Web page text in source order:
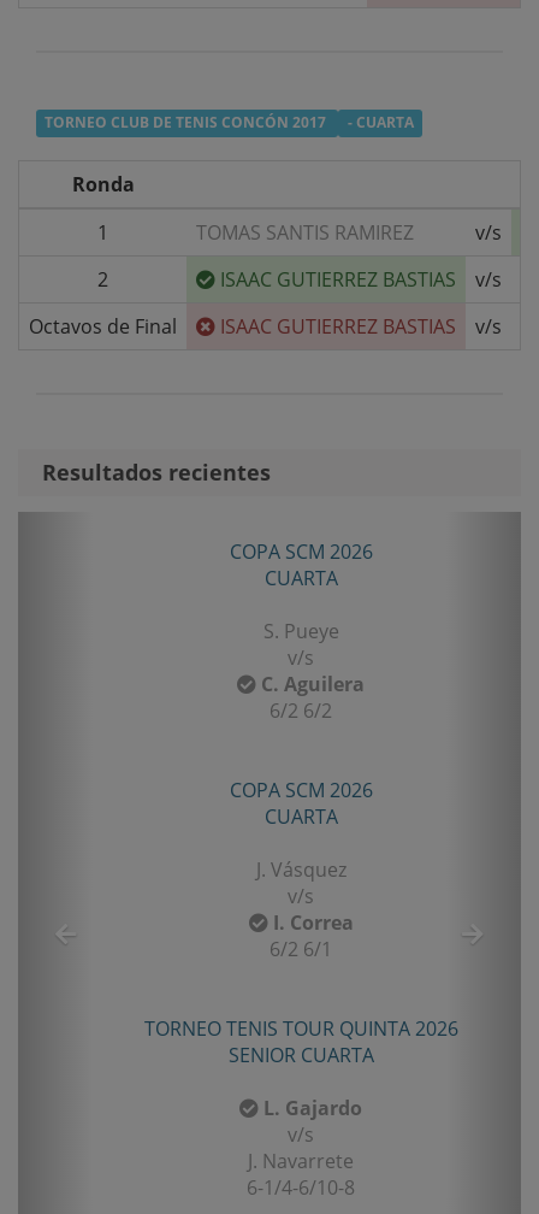
TORNEO CLUB DE TENIS CONCÓN 2017 - CUARTA
Ronda
1
TOMAS SANTIS RAMIREZ
v/s
2
ISAAC GUTIERREZ BASTIAS v/s
Octavos de Final
ISAAC GUTIERREZ BASTIAS v/s
Resultados recientes
COPA SCM 2026
C. Aguilera
COPA SCM 2026
TORNEO TENIS TOUR QUINTA 2026
SENIOR CUARTA
L. Gajardo